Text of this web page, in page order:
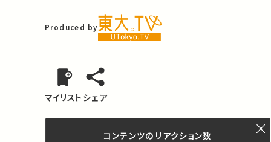
Produced by
マイリスト シェア
コンテンツの リアクション数